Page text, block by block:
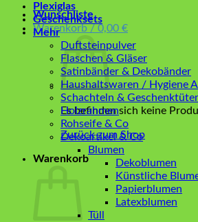
Wunschliste
Warenkorb / 0,00 €
Es befinden sich keine
Zurück zum Shop
Warenkorb
Plexiglas
Geschenksets
Mehr
Duftsteinpulver
Flaschen & Gläser
Satinbänder & Dekobänder
Haushaltswaren / Hygiene
Schachteln &
Holzrahmen
Rohseife & Co
Dekoartikel & Co
Blumen
Dekoblumen
Künstliche
Papierblumen
Latexblumen
Tüll